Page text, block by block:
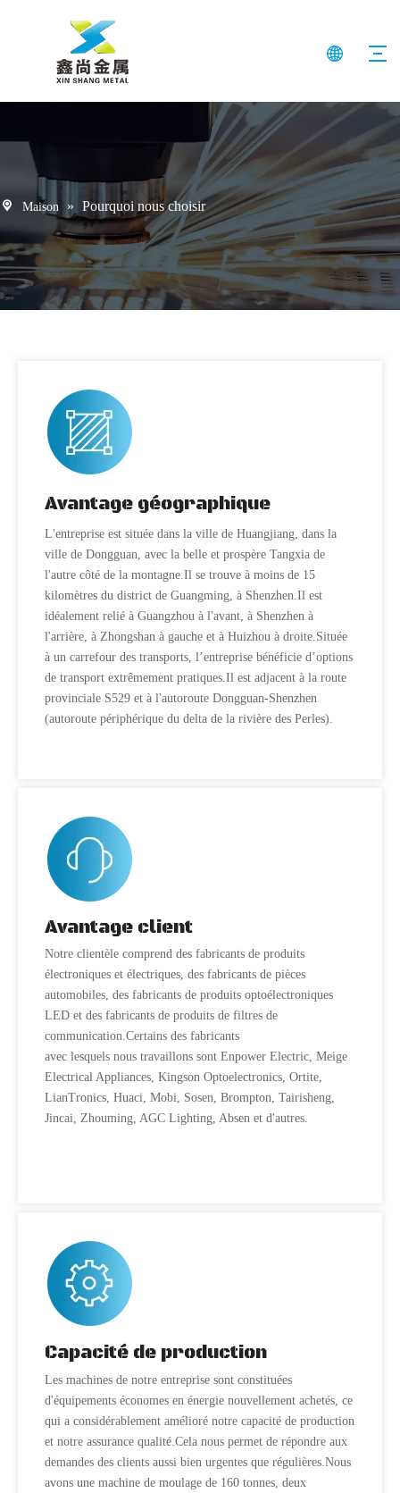
Maison » Pourquoi nous choisir
Avantage géographique
L'entreprise est située dans la ville de Huangjiang, dans la
ville de Dongguan, avec la belle et prospère Tangxia de
l'autre côté de la montagne.Il se trouve à moins de 15
kilomètres du district de Guangming, à Shenzhen.Il est
idéalement relié à Guangzhou à l'avant, à Shenzhen à
l'arrière, à Zhongshan à gauche et à Huizhou à droite.Située
à un carrefour des transports, l’entreprise bénéficie d’options
de transport extrêmement pratiques.Il est adjacent à la route
provinciale S529 et à l'autoroute Dongguan-Shenzhen
(autoroute périphérique du delta de la rivière des Perles).
Avantage client
Notre clientèle comprend des fabricants de produits
électroniques et électriques, des fabricants de pièces
automobiles, des fabricants de produits optoélectroniques
LED et des fabricants de produits de filtres de
communication.Certains des fabricants
avec lesquels nous travaillons sont Enpower Electric, Meige
Electrical Appliances, Kingson Optoelectronics, Ortite,
LianTronics, Huaci, Mobi, Sosen, Brompton, Tairisheng,
Jincai, Zhouming, AGC Lighting, Absen et d'autres.
Capacité de production
Les machines de notre entreprise sont constituées
d'équipements économes en énergie nouvellement achetés, ce
qui a considérablement amélioré notre capacité de production
et notre assurance qualité.Cela nous permet de répondre aux
demandes des clients aussi bien urgentes que régulières.Nous
avons une machine de moulage de 160 tonnes, deux